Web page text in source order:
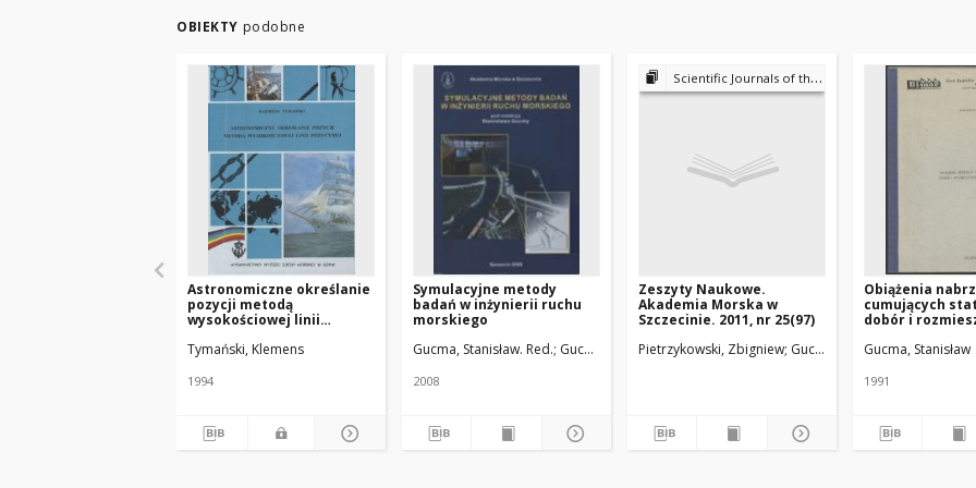
OBIEKTY podobne
Astronomiczne określanie
pozycji metodą
wysokościowej linii
Tymański, Klemens
1994
Symulacyjne metody
badań w inżynierii ruchu
morskiego
Gucma, Stanisław. Red. Gucma, Stanisław Zalewski, Paweł Gucma, Lucjan
2008
Scientific Journals of the Maritime University of Szczecin
Zeszyty Naukowe.
Akademia Morska w
Szczecinie. 2011, nr 25(97)
Pietrzykowski, Zbigniew Gucma, Stanisław Szozda,
Obiążenia
cumujących
dobór i
Gucma, Stanisław
1991